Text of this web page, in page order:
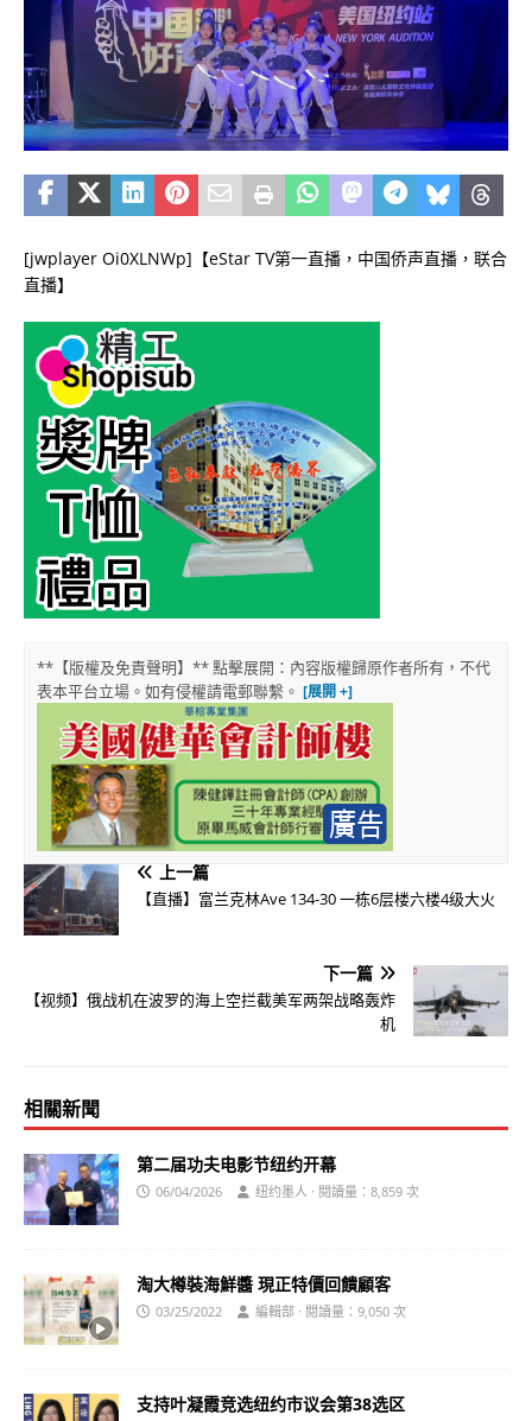
[jwplayer Oi0XLNWp]【eStar TV第一直播，中国侨声直播，联合
直播】
**【版權及免責聲明】** 點擊展開：內容版權歸原作者所有，不代
表本平台立場。如有侵權請電郵聯繫。
上一篇
【直播】富兰克林Ave 134-30 一栋6层楼六楼4级大火
下一篇
【视频】俄战机在波罗的海上空拦截美军两架战略轰炸
机
相關新聞
第二届功夫电影节纽约开幕
06/04/2026 纽约墨人 · 閱讀量：8,859 次
淘大樽裝海鮮醬 現正特價回饋顧客
03/25/2022 編輯部 · 閱讀量：9,050 次
支持叶凝霞竞选纽约市议会第38选区